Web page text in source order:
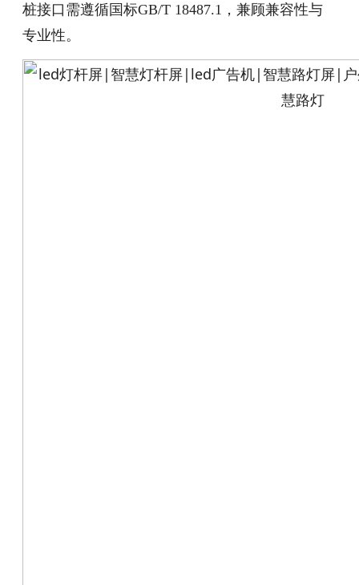
桩接口需遵循国标GB/T 18487.1，兼顾兼容性与
专业性。